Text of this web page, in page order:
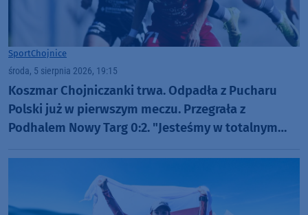
SportChojnice
środa, 5 sierpnia 2026, 19:15
Koszmar Chojniczanki trwa. Odpadła z Pucharu
Polski już w pierwszym meczu. Przegrała z
Podhalem Nowy Targ 0:2. "Jesteśmy w totalnym